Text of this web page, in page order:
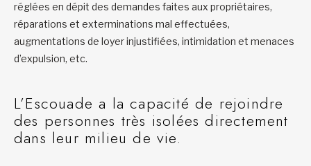
réglées en dépit des demandes faites aux propriétaires,
réparations et exterminations mal effectuées,
augmentations de loyer injustifiées, intimidation et menaces
d’expulsion, etc.
L’Escouade a la capacité de rejoindre
des personnes très isolées directement
dans leur milieu de vie.